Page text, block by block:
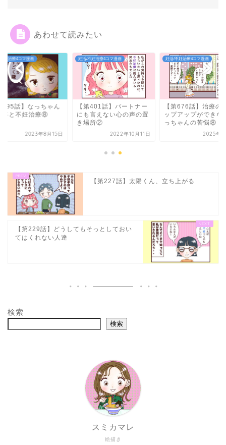
あわせて読みたい
妊治療4コマ漫画
495話】なっちゃん
事と不妊治療⑧
2023年8月15日
妊活/不妊治療4コマ漫画
【第401話】パートナー
にも言えない心の声の置
き場所②
2022年10月11日
妊活/不妊治療4コマ漫画
【第676話】治療の
ップアップができな
っちゃんの苦悩⑧
2025年5
【第227話】太陽くん、立ち上がる
【第229話】どうしてもそっとしておい
てはくれない人達
検索
検索
絵描き
スミカマレ